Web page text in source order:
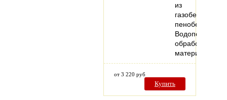
из
газобетона,
пенобетона.
обработанных
материалов…
от 3 220 руб
Купить